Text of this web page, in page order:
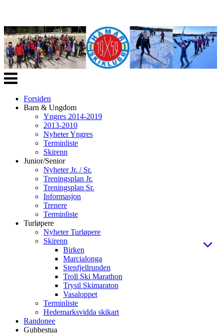
Veksle
navigasjon
Forsiden
Barn & Ungdom
Yngres 2014-2019
2013-2010
Nyheter Yngres
Terminliste
Skirenn
Junior/Senior
Nyheter Jr. / Sr.
Treningsplan Jr.
Treningsplan Sr.
Informasjon
Trenere
Terminliste
Turløpere
Nyheter Turløpere
Skirenn
Birken
Marcialonga
Stenfjellrunden
Troll Ski Marathon
Trysil Skimaraton
Vasaloppet
Terminliste
Hedemarksvidda skikart
Randonee
Gubbestua